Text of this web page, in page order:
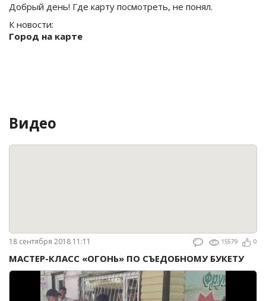
Добрый день! Где карту посмотреть, не понял.
К новости:
Город на карте
Видео
18 сентября 2018 11:11 15579 0
МАСТЕР-КЛАСС «ОГОНЬ» ПО СЪЕДОБНОМУ БУКЕТУ